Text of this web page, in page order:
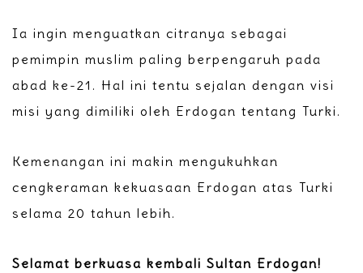
Ia ingin menguatkan citranya sebagai
pemimpin muslim paling berpengaruh pada
abad ke-21. Hal ini tentu sejalan dengan visi
misi yang dimiliki oleh Erdogan tentang Turki.
Kemenangan ini makin mengukuhkan
cengkeraman kekuasaan Erdogan atas Turki
selama 20 tahun lebih.
Selamat berkuasa kembali Sultan Erdogan!